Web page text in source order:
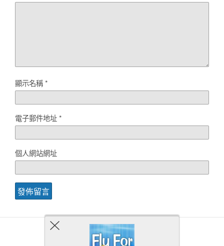
顯示名稱*
電子郵件地址*
個人網站網址